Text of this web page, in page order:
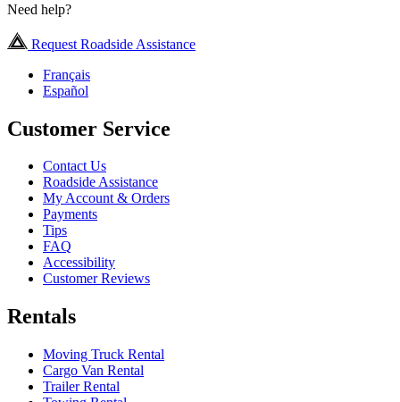
Need help?
Request Roadside Assistance
Français
Español
Customer Service
Contact Us
Roadside Assistance
My Account & Orders
Payments
Tips
FAQ
Accessibility
Customer Reviews
Rentals
Moving Truck Rental
Cargo Van Rental
Trailer Rental